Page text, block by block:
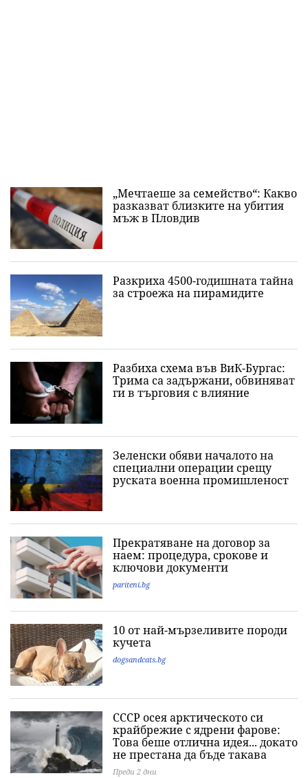
„Мечтаеше за семейство“: Какво
разказват близките на убития
мъж в Пловдив
Разкриха 4500-годишната тайна
за строежа на пирамидите
Разбиха схема във ВиК-Бургас:
Трима са задържани, обвиняват
ги в търговия с влияние
Зеленски обяви началото на
специални операции срещу
руската военна промишленост
Прекратяване на договор за
наем: процедура, срокове и
ключови документи
pariteni.bg
10 от най-мързеливите породи
кучета
dogsandcats.bg
СССР осея арктическото си
крайбрежие с ядрени фарове:
Това беше отлична идея... докато
не престана да бъде такава
Преди 2 дни